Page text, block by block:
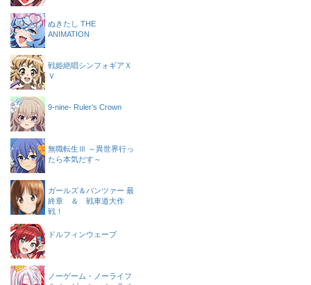
ぬきたし THE
ANIMATION
戦姫絶唱シンフォギアＸ
Ｖ
9-nine- Ruler’s Crown
無職転生Ⅲ ～異世界行っ
たら本気だす～
ガールズ＆パンツァー 最
終章 ＆ 戦車道大作
戦！
ドルフィンウェーブ
ノーゲーム・ノーライフ